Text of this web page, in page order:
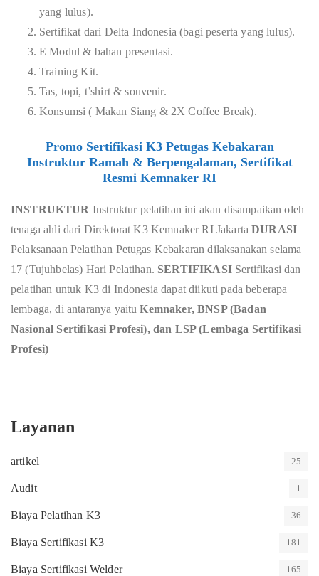
yang lulus).
Sertifikat dari Delta Indonesia (bagi peserta yang lulus).
E Modul & bahan presentasi.
Training Kit.
Tas, topi, t’shirt & souvenir.
Konsumsi ( Makan Siang & 2X Coffee Break).
Promo Sertifikasi K3 Petugas Kebakaran
Instruktur Ramah & Berpengalaman, Sertifikat
Resmi Kemnaker RI
INSTRUKTUR Instruktur pelatihan ini akan disampaikan oleh
tenaga ahli dari Direktorat K3 Kemnaker RI JakartaDURASI
Pelaksanaan Pelatihan Petugas Kebakaran dilaksanakan selama
17 (Tujuhbelas) Hari Pelatihan. SERTIFIKASI Sertifikasi dan
pelatihan untuk K3 di Indonesia dapat diikuti pada beberapa
lembaga, di antaranya yaituKemnaker, BNSP (Badan
Nasional Sertifikasi Profesi), dan LSP (Lembaga Sertifikasi
Profesi)
Layanan
artikel 25
Audit 1
Biaya Pelatihan K3 36
Biaya Sertifikasi K3 181
Biaya Sertifikasi Welder 165